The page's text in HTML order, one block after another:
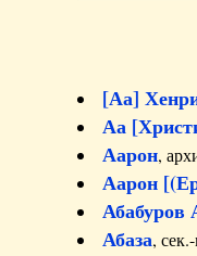
[Аа]
Аа
Аарон,
Аарон
Абабуров
Абаза,